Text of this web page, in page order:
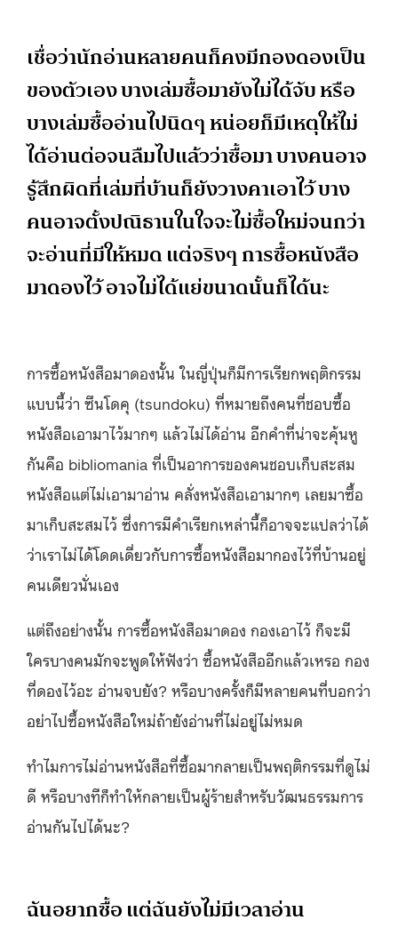
เชื่อว่านักอ่านหลายคนก็คงมีกองดองเป็น
ของตัวเอง บางเล่มซื้อมายังไม่ได้จับ หรือ
บางเล่มซื้ออ่านไปนิดๆ หน่อยก็มีเหตุให้ไม่
ได้อ่านต่อจนลืมไปแล้วว่าซื้อมา บางคนอาจ
รู้สึกผิดที่เล่มที่บ้านก็ยังวางคาเอาไว้ บาง
คนอาจตั้งปณิธานในใจจะไม่ซื้อใหม่จนกว่า
จะอ่านที่มีให้หมด แต่จริงๆ การซื้อหนังสือ
มาดองไว้ อาจไม่ได้แย่ขนาดนั้นก็ได้นะ
การซื้อหนังสือมาดองนั้น ในญี่ปุ่นก็มีการเรียกพฤติกรรม
แบบนี้ว่า ซึนโดคุ (tsundoku) ที่หมายถึงคนที่ชอบซื้อ
หนังสือเอามาไว้มากๆ แล้วไม่ได้อ่าน อีกคำที่น่าจะคุ้นหู
กันคือ bibliomania ที่เป็นอาการของคนชอบเก็บสะสม
หนังสือแต่ไม่เอามาอ่าน คลั่งหนังสือเอามากๆ เลยมาซื้อ
มาเก็บสะสมไว้ ซึ่งการมีคำเรียกเหล่านี้ก็อาจจะแปลว่าได้
ว่าเราไม่ได้โดดเดี่ยวกับการซื้อหนังสือมากองไว้ที่บ้านอยู่
คนเดียวนั่นเอง
แต่ถึงอย่างนั้น การซื้อหนังสือมาดอง กองเอาไว้ ก็จะมี
ใครบางคนมักจะพูดให้ฟังว่า ซื้อหนังสืออีกแล้วเหรอ กอง
ที่ดองไว้อะ อ่านจบยัง? หรือบางครั้งก็มีหลายคนที่บอกว่า
อย่าไปซื้อหนังสือใหม่ถ้ายังอ่านที่ไม่อยู่ไม่หมด
ทำไมการไม่อ่านหนังสือที่ซื้อมากลายเป็นพฤติกรรมที่ดูไม่
ดี หรือบางทีก็ทำให้กลายเป็นผู้ร้ายสำหรับวัฒนธรรมการ
อ่านกันไปได้นะ?
ฉันอยากซื้อ แต่ฉันยังไม่มีเวลาอ่าน